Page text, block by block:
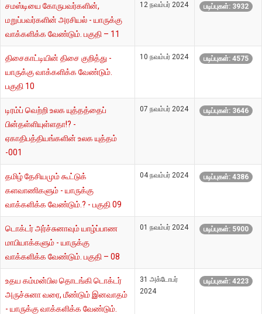
சமஸ்டியை கோருபவர்களின்,
மறுப்பவர்களின் அரசியல் - யாருக்கு
வாக்களிக்க வேண்டும். பகுதி – 11
12 நவம்பர் 2024 படிப்புகள்: 3932
திசைகாட்டியின் திசை குறித்து -
யாருக்கு வாக்களிக்க வேண்டும்.
பகுதி 10
10 நவம்பர் 2024 படிப்புகள்: 4575
டிரம்ப் வெற்றி உலக யுத்தத்தைப்
பின்தள்ளியுள்ளதா!? -
ஏகாதிபத்தியங்களின் உலக யுத்தம்
-001
07 நவம்பர் 2024 படிப்புகள்: 3646
தமிழ் தேசியமும் கூட்டுக்
களவாணிகளும் - யாருக்கு
வாக்களிக்க வேண்டும்.? - பகுதி 09
04 நவம்பர் 2024 படிப்புகள்: 4386
டொக்டர் அர்ச்சுனாவும் யாழ்ப்பாண
மாபியாக்களும் - யாருக்கு
வாக்களிக்க வேண்டும். பகுதி – 08
01 நவம்பர் 2024 படிப்புகள்: 5900
உதய கம்மன்பில தொடங்கி டொக்டர்
அருச்சுனா வரை, மீண்டும் இனவாதம்
- யாருக்கு வாக்களிக்க வேண்டும்.
31 அக்டோபர்
2024
படிப்புகள்: 4223